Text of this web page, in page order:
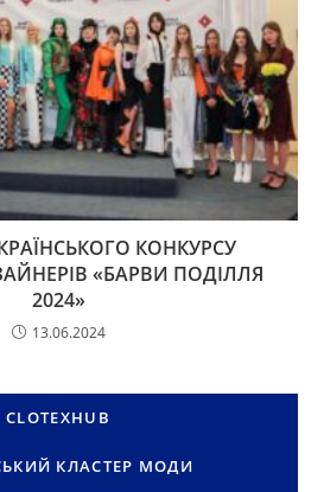
КОНКУРСУ
«БАРВИ ПОДІЛЛЯ
2024»
13.06.2024
CLOTEXHUB
КЛАСТЕР МОДИ